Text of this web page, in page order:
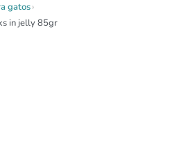
gatos›
in jelly 85gr